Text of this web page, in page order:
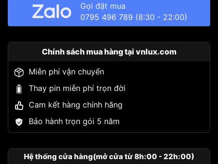
Gọi đặt mua
0795 496 789 (8:30 - 22:00)
Chính sách mua hàng tại vnlux.com
Miễn phí vận chuyển
Thay pin miễn phí trọn đời
Cam kết hàng chính hãng
Bảo hành trọn gói 5 năm
Hệ thống cửa hàng(mở cửa từ 8h:00 - 22h:00)